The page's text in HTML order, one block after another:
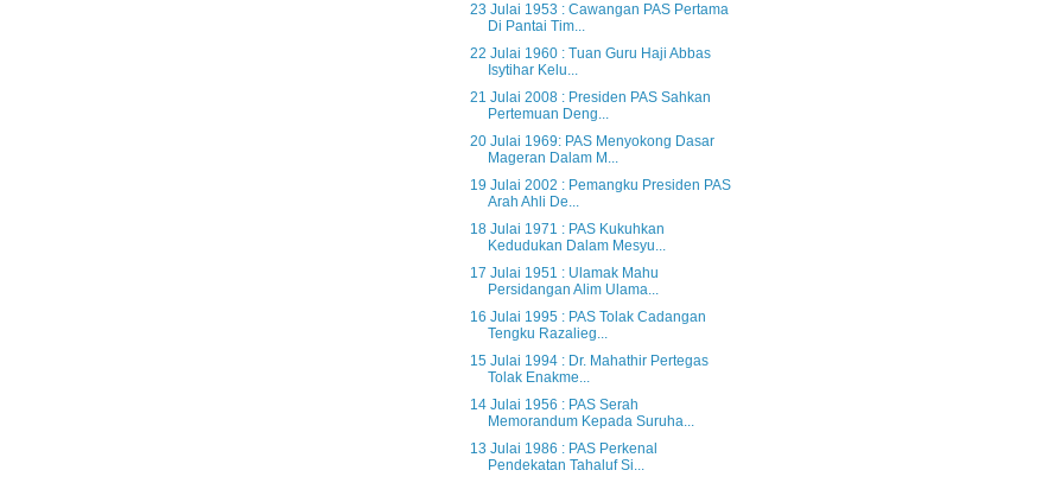
23 Julai 1953 : Cawangan PAS Pertama
Di Pantai Tim...
22 Julai 1960 : Tuan Guru Haji Abbas
Isytihar Kelu...
21 Julai 2008 : Presiden PAS Sahkan
Pertemuan Deng...
20 Julai 1969: PAS Menyokong Dasar
Mageran Dalam M...
19 Julai 2002 : Pemangku Presiden PAS
Arah Ahli De...
18 Julai 1971 : PAS Kukuhkan
Kedudukan Dalam Mesyu...
17 Julai 1951 : Ulamak Mahu
Persidangan Alim Ulama...
16 Julai 1995 : PAS Tolak Cadangan
Tengku Razalieg...
15 Julai 1994 : Dr. Mahathir Pertegas
Tolak Enakme...
14 Julai 1956 : PAS Serah
Memorandum Kepada Suruha...
13 Julai 1986 : PAS Perkenal
Pendekatan Tahaluf Si...